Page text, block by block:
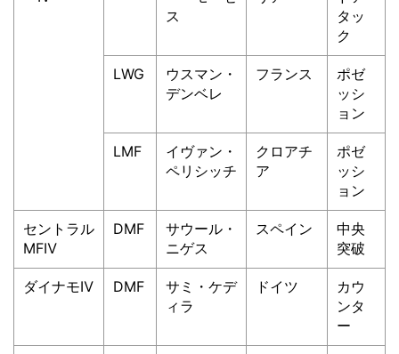
ス
タッ
ク
LWG
ウスマン・
デンベレ
フランス
ポゼ
ッシ
ョン
LMF
イヴァン・
ペリシッチ
クロアチ
ア
ポゼ
ッシ
ョン
セントラル
MFⅣ
DMF
サウール・
ニゲス
スペイン
中央
突破
ダイナモⅣ DMF
サミ・ケデ
ィラ
ドイツ
カウ
ンタ
ー